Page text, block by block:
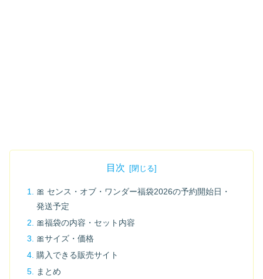
目次
🎀 センス・オブ・ワンダー福袋2026の予約開始日・
発送予定
🎀福袋の内容・セット内容
🎀サイズ・価格
購入できる販売サイト
まとめ